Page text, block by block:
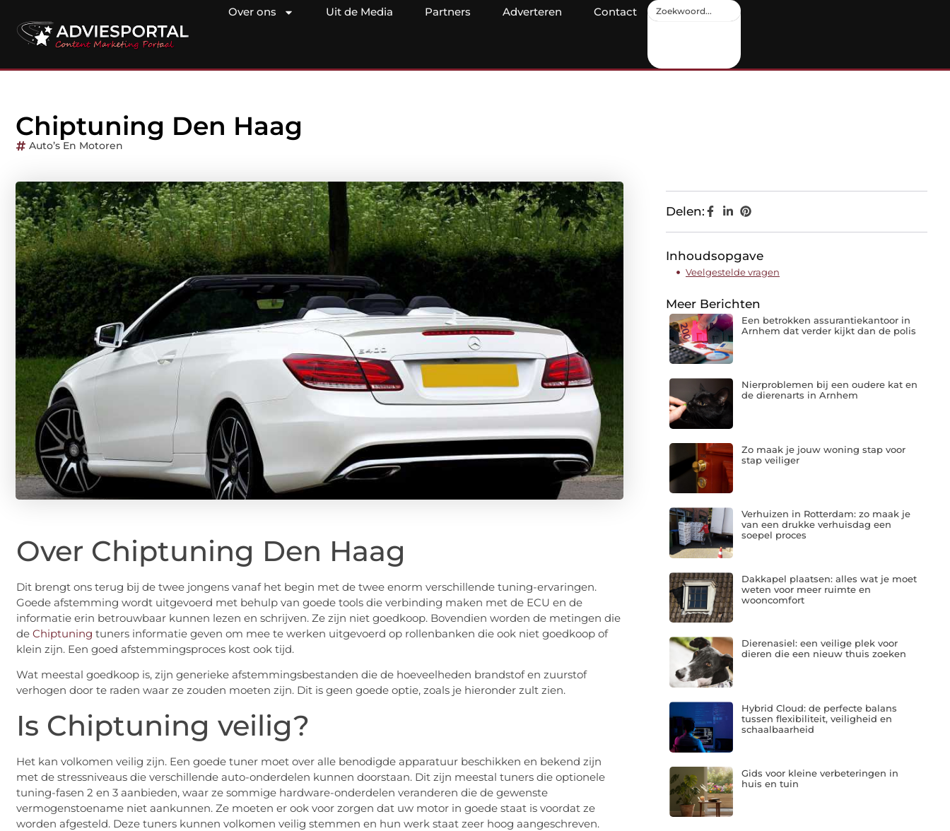
Over ons Uit de Media Partners Adverteren Contact
Chiptuning Den Haag
Auto’s En Motoren
Over Chiptuning Den Haag
Dit brengt ons terug bij de twee jongens vanaf het begin met de twee enorm verschillende tuning-ervaringen.
Goede afstemming wordt uitgevoerd met behulp van goede tools die verbinding maken met de ECU en de
informatie erin betrouwbaar kunnen lezen en schrijven. Ze zijn niet goedkoop. Bovendien worden de metingen die
de Chiptuning tuners informatie geven om mee te werken uitgevoerd op rollenbanken die ook niet goedkoop of
klein zijn. Een goed afstemmingsproces kost ook tijd.
Wat meestal goedkoop is, zijn generieke afstemmingsbestanden die de hoeveelheden brandstof en zuurstof
verhogen door te raden waar ze zouden moeten zijn. Dit is geen goede optie, zoals je hieronder zult zien.
Is Chiptuning veilig?
Het kan volkomen veilig zijn. Een goede tuner moet over alle benodigde apparatuur beschikken en bekend zijn
met de stressniveaus die verschillende auto-onderdelen kunnen doorstaan. Dit zijn meestal tuners die optionele
tuning-fasen 2 en 3 aanbieden, waar ze sommige hardware-onderdelen veranderen die de gewenste
vermogenstoename niet aankunnen. Ze moeten er ook voor zorgen dat uw motor in goede staat is voordat ze
worden afgesteld. Deze tuners kunnen volkomen veilig stemmen en hun werk staat zeer hoog aangeschreven.
Delen:
Inhoudsopgave
Veelgestelde vragen
Meer Berichten
Een betrokken assurantiekantoor in
Arnhem dat verder kijkt dan de polis
Nierproblemen bij een oudere kat en
de dierenarts in Arnhem
Zo maak je jouw woning stap voor
stap veiliger
Verhuizen in Rotterdam: zo maak je
van een drukke verhuisdag een
soepel proces
Dakkapel plaatsen: alles wat je moet
weten voor meer ruimte en
wooncomfort
Dierenasiel: een veilige plek voor
dieren die een nieuw thuis zoeken
Hybrid Cloud: de perfecte balans
tussen flexibiliteit, veiligheid en
schaalbaarheid
Gids voor kleine verbeteringen in
huis en tuin